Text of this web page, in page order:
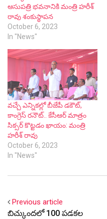
ఆసుపత్రి భవనానికి మంత్రి హరీశ్
రావు శంకుస్థాపన
October 6, 2023
In "News"
వచ్చే ఎన్నికల్లో బీజేపీ డకౌట్,
కాంగ్రెస్ రనౌట్.. కేసీఆర్ మాత్రం
సిక్సర్ కొట్టడం ఖాయం: మంత్రి
హరీశ్ రావు
October 6, 2023
In "News"
Previous article
బిచ్కుందలో 100 పడకల